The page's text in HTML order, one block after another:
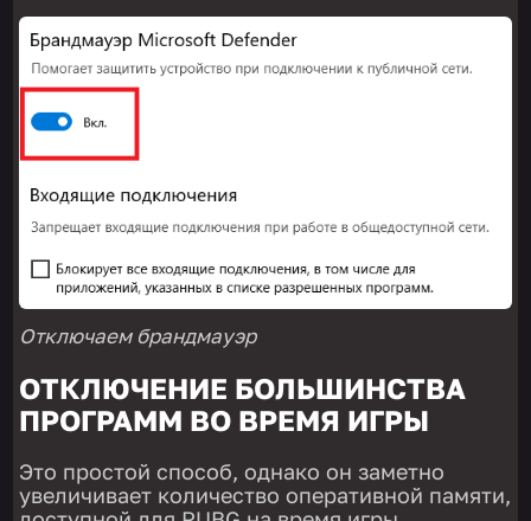
Отключаем брандмауэр
ОТКЛЮЧЕНИЕ БОЛЬШИНСТВА
ПРОГРАММ ВО ВРЕМЯ ИГРЫ
Это простой способ, однако он заметно
увеличивает количество оперативной памяти,